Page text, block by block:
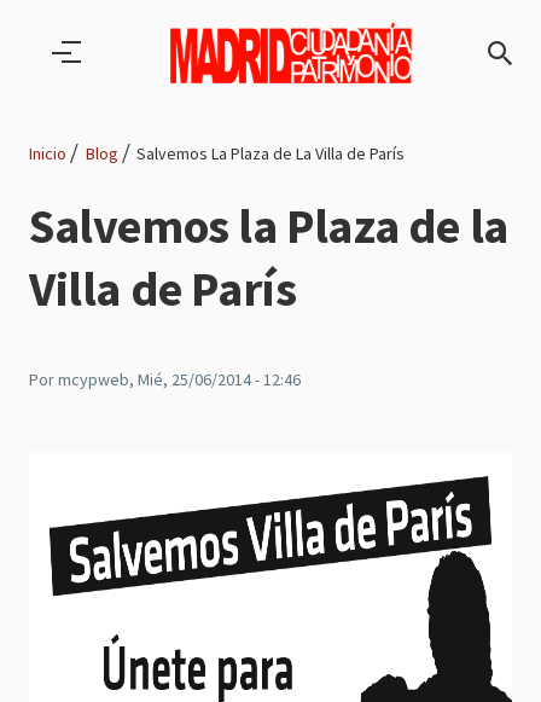
Ruta
de
navegación
Inicio Blog Salvemos La Plaza de La Villa de París
Salvemos la Plaza de la
Villa de París
Pormcypweb, Mié, 25/06/2014 - 12:46